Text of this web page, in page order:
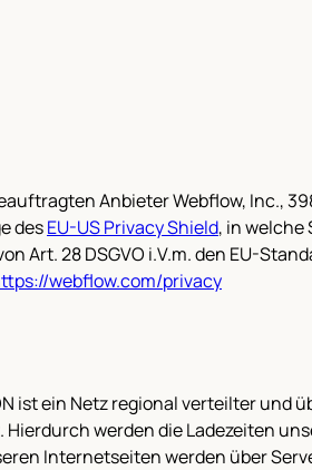
Anbieter Webflow, Inc.,
desEU-US Privacy Shield, in welche
Art. 28 DSGVO i.V.m. den EU-
webflow.com/privacy
ein Netz regional verteilter und
werden die Ladezeiten
Internetseiten werden über